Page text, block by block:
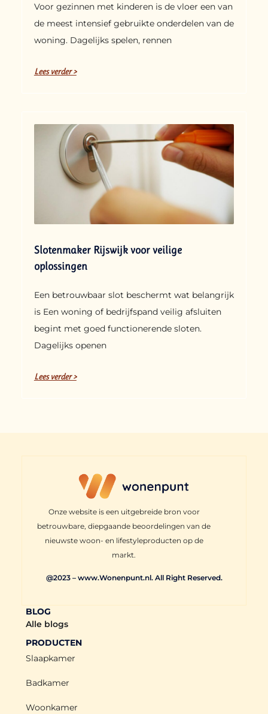
Voor gezinnen met kinderen is de vloer een van
de meest intensief gebruikte onderdelen van de
woning. Dagelijks spelen, rennen
Lees verder >
Slotenmaker Rijswijk voor veilige
oplossingen
Een betrouwbaar slot beschermt wat belangrijk
is Een woning of bedrijfspand veilig afsluiten
begint met goed functionerende sloten.
Dagelijks openen
Lees verder >
Onze website is een uitgebreide bron voor
betrouwbare, diepgaande beoordelingen van de
nieuwste woon- en lifestyleproducten op de
markt.
@2023 – www.Wonenpunt.nl. All Right Reserved.
BLOG
Alle blogs
PRODUCTEN
Slaapkamer
Badkamer
Woonkamer